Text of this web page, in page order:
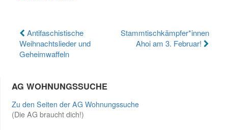
Beitragsnavigation
Antifaschistische
Weihnachtslieder und
Geheimwaffeln
Stammtischkämpfer*innen
Ahoi am 3. Februar!
AG WOHNUNGSSUCHE
Zu den Seiten der AG Wohnungssuche
(Die AG braucht dich!)